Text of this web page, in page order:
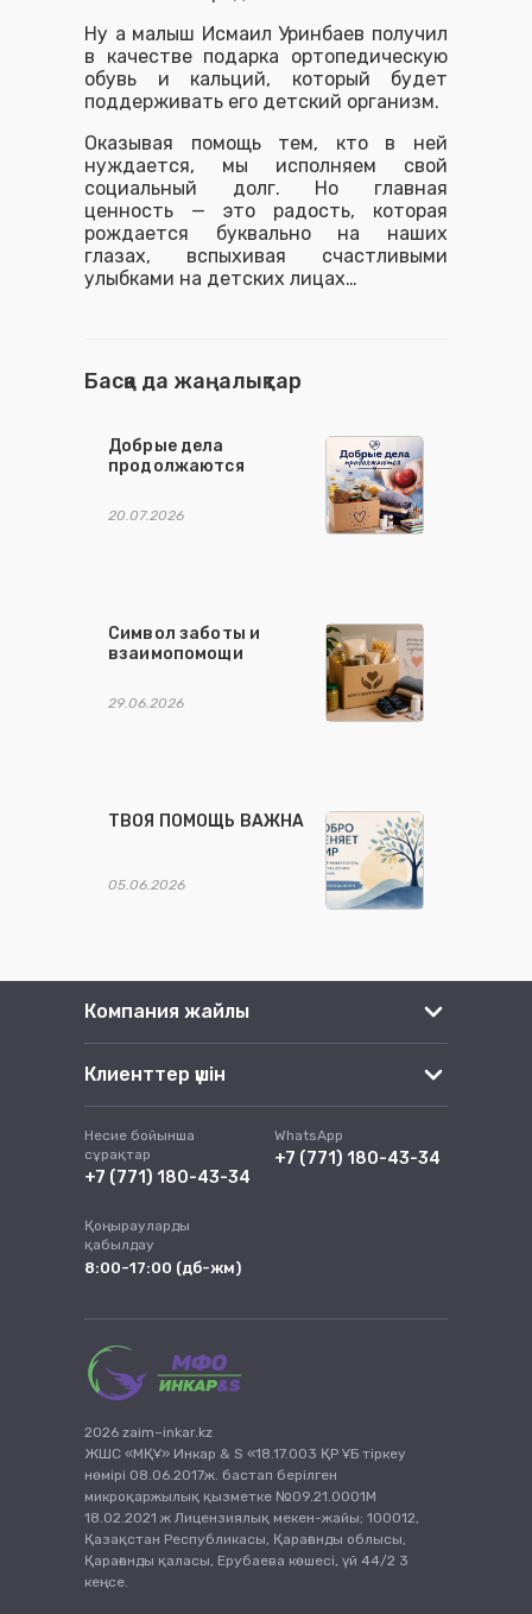
Ну а малыш Исмаил Уринбаев получил
в качестве подарка ортопедическую
обувь и кальций, который будет
поддерживать его детский организм.
Оказывая помощь тем, кто в ней
нуждается, мы исполняем свой
социальный долг. Но главная
ценность — это радость, которая
рождается буквально на наших
глазах, вспыхивая счастливыми
улыбками на детских лицах…
Басқа да жаңалықтар
Добрые дела
продолжаются
20.07.2026
Символ заботы и
взаимопомощи
29.06.2026
ТВОЯ ПОМОЩЬ ВАЖНА
05.06.2026
Компания жайлы
Клиенттер үшін
2026 zaim–inkar.kz
ЖШС «МҚҰ» Инкар & S «18.17.003 ҚР ҰБ тіркеу
нөмірі 08.06.2017ж. бастап берілген
микроқаржылық қызметке №09.21.0001М
18.02.2021 ж Лицензиялық мекен-жайы; 100012,
Қазақстан Республикасы, Қарағанды облысы,
Қарағанды қаласы, Ерубаева көшесі, үй 44/2 3
кеңсе.
Несие бойынша
сұрақтар
+7 (771) 180-43-34
WhatsApp
+7 (771) 180-43-34
Қоңырауларды
қабылдау
8:00-17:00 (дб-жм)